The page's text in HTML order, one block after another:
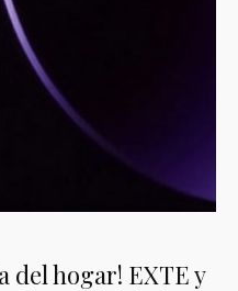
del hogar! EXTE y